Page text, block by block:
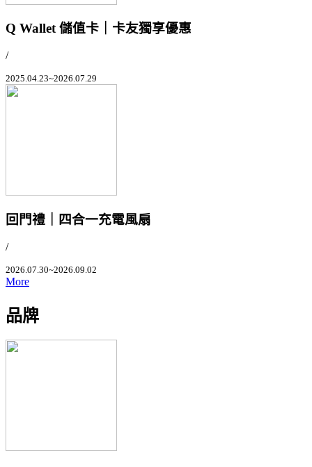
Q Wallet 儲值卡｜卡友獨享優惠
/
2025.04.23~2026.07.29
回門禮｜四合一充電風扇
/
2026.07.30~2026.09.02
More
品牌